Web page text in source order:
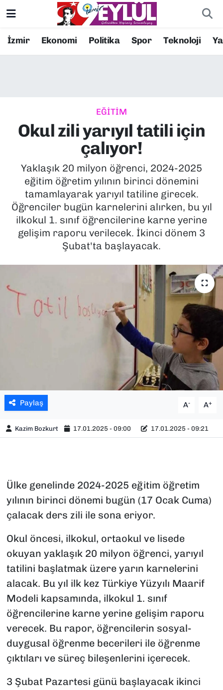
İzmir Ekonomi Politika Spor Teknoloji
EĞİTİM
Okul zili yarıyıl tatili için
çalıyor!
Yaklaşık 20 milyon öğrenci, 2024-2025
eğitim öğretim yılının birinci dönemini
tamamlayarak yarıyıl tatiline girecek.
Öğrenciler bugün karnelerini alırken, bu yıl
ilkokul 1. sınıf öğrencilerine karne yerine
gelişim raporu verilecek. İkinci dönem 3
Şubat'ta başlayacak.
Paylaş A- A+
Kazim Bozkurt 17.01.2025 - 09:00 17.01.2025 - 09:21
Ülke genelinde 2024-2025 eğitim öğretim
yılının birinci dönemi bugün (17 Ocak Cuma)
çalacak ders zili ile sona eriyor.
Okul öncesi, ilkokul, ortaokul ve lisede
okuyan yaklaşık 20 milyon öğrenci, yarıyıl
tatilini başlatmak üzere yarın karnelerini
alacak. Bu yıl ilk kez Türkiye Yüzyılı Maarif
Modeli kapsamında, ilkokul 1. sınıf
öğrencilerine karne yerine gelişim raporu
verecek. Bu rapor, öğrencilerin sosyal-
duygusal öğrenme becerileri ile öğrenme
çıktıları ve süreç bileşenlerini içerecek.
3 Şubat Pazartesi günü başlayacak ikinci
Resmi İlanlar
EKONOMİ
KÜLTÜR SANAT
MAGAZİN
POLİTİKA
SAĞLIK
SPOR
YAŞAM
Konak Nöbetçi Eczaneler
Süper Lig Puan Durumu ve Fikstür
Tüm Manşetler
Son Dakika Haberleri
Haber Arşivi